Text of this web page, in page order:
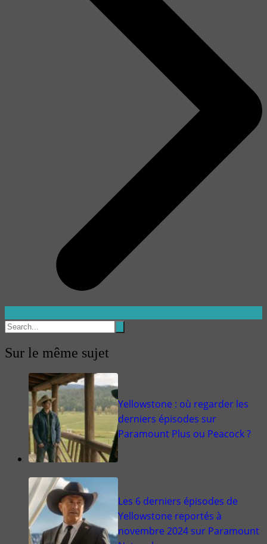
Sur le même sujet
Yellowstone : où regarder les
derniers épisodes sur
Paramount Plus ou Peacock ?
Les 6 derniers épisodes de
Yellowstone reportés à
novembre 2024 sur Paramount